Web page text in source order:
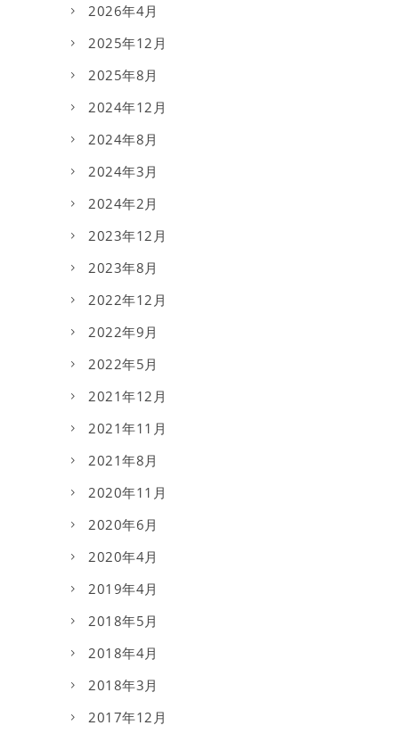
2026年4月
2025年12月
2025年8月
2024年12月
2024年8月
2024年3月
2024年2月
2023年12月
2023年8月
2022年12月
2022年9月
2022年5月
2021年12月
2021年11月
2021年8月
2020年11月
2020年6月
2020年4月
2019年4月
2018年5月
2018年4月
2018年3月
2017年12月